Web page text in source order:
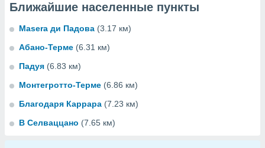
Ближайшие населенные пункты
Masera ди Падова (3.17 км)
Абано-Терме (6.31 км)
Падуя (6.83 км)
Монтегротто-Терме (6.86 км)
Благодаря Каррара (7.23 км)
В Селваццано (7.65 км)